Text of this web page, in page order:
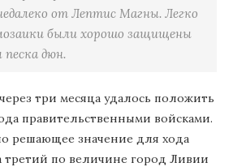
от Лептис Магны. Легко
были хорошо защищены
дюн.
три месяца удалось положить
правительственными войсками.
решающее значение для хода
третий по величине город Ливии